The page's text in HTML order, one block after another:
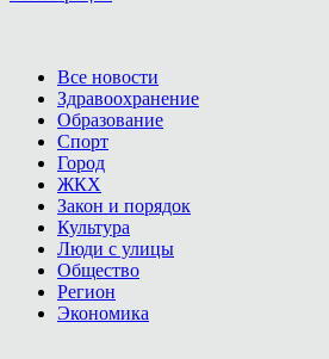
Все новости
Здравоохранение
Образование
Спорт
Город
ЖКХ
Закон и порядок
Культура
Люди с улицы
Общество
Регион
Экономика